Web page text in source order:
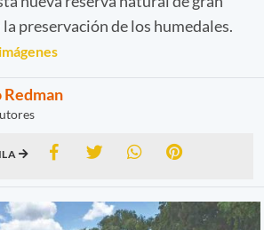
preservación de los humedales.